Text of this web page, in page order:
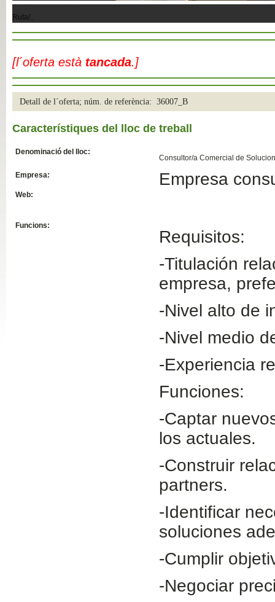
Ruta/..
[l´oferta està tancada.]
Detall de l´oferta; núm. de referència: 36007_B
Característiques del lloc de treball
Denominació del lloc:
Consultor/a Comercial de
Empresa:
Empresa
Web:
Funcions:
Requisitos:
-Titulación
empresa,
-Nivel alto de
-Nivel medio
-Experiencia
Funciones:
-Captar
los actuales.
-Construir
partners.
-Identificar
soluciones
-Cumplir
-Negociar